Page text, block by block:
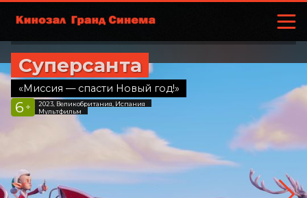
Суперсанта
«Миссия — спасти Новый год!»
6 +
2023, Великобритания, Испания
Мультфильм